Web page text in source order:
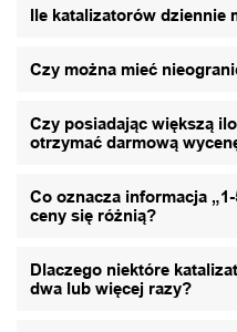
Ile katalizatorów dziennie
Czy można mieć
Czy posiadając większą
otrzymać darmową
Co oznacza informacja
ceny się różnią?
Dlaczego niektóre
dwa lub więcej razy?